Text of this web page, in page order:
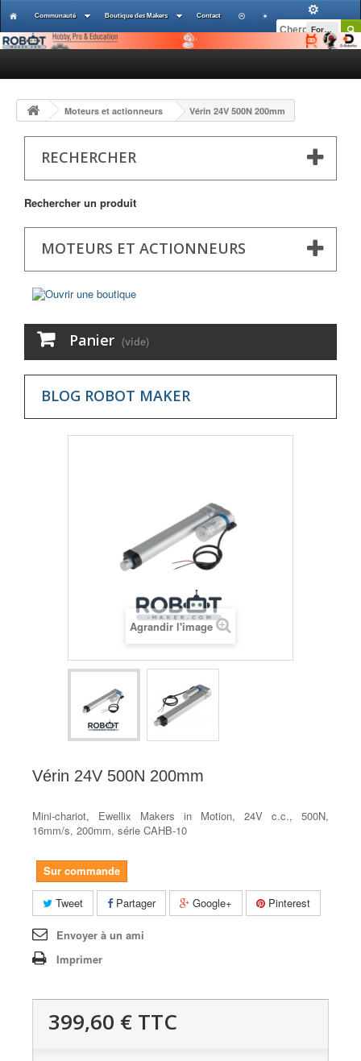
Communauté Boutique des Makers Contact
Forums
Moteurs et actionneurs Vérin 24V 500N 200mm
RECHERCHER
Rechercher un produit
MOTEURS ET ACTIONNEURS
Panier (vide)
BLOG ROBOT MAKER
Agrandir l'image
Vérin 24V 500N 200mm
Mini-chariot, Ewellix Makers in Motion, 24V c.c., 500N,
16mm/s, 200mm, série CAHB-10
Sur commande
Tweet Partager Google+ Pinterest
Envoyer à un ami
Imprimer
399,60 € TTC